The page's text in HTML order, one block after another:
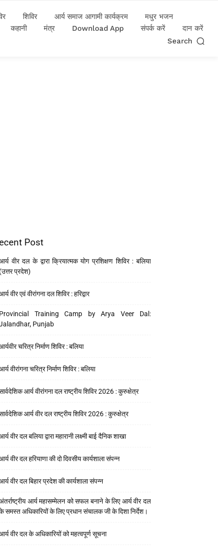
शिविर आर्य समाज आगामी कार्यक्रम
मधुर भजन
कहानी
मंत्र Download App संपर्क करें
दान करें
Search
Post
वीर दल के द्वारा क्रियात्मक योग प्रशिक्षण शिविर : बलिया
प्रदेश)
वीर एवं वीरांगना दल शिविर : हरिद्वार
Training Camp by Arya Veer Dal:
Punjab
चरित्र निर्माण शिविर : बलिया
वीरांगना चरित्र निर्माण शिविर : बलिया
आर्य वीरांगना दल राष्ट्रीय शिविर 2026 : कुरुक्षेत्र
आर्य वीर दल राष्ट्रीय शिविर 2026 : कुरुक्षेत्र
वीर दल बलिया द्वारा महारानी लक्ष्मी बाई दैनिक शाखा
वीर दल हरियाणा की दो दिवसीय कार्यशाला संपन्न
वीर दल बिहार प्रदेश की कार्यशाला संपन्न
आर्य महासम्मेलन को सफल बनाने के लिए आर्य वीर दल
समस्त अधिकारियों के लिए प्रधान संचालक जी के दिशा निर्देश।
वीर दल के अधिकारियों को महत्वपूर्ण सूचना